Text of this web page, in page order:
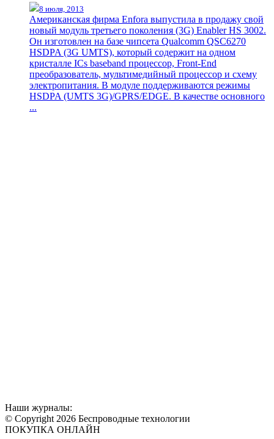
8 июля, 2013
Американская фирма Enfora выпустила в продажу свой
новый модуль третьего поколения (3G) Enabler HS 3002.
Он изготовлен на базе чипсета Qualcomm QSC6270
HSDPA (3G UMTS), который содержит на одном
кристалле ICs baseband процессор, Front-End
преобразователь, мультимедийный процессор и схему
электропитания. В модуле поддерживаются режимы
HSDPA (UMTS 3G)/GPRS/EDGE. В качестве основного
...
Наши журналы:
© Copyright 2026 Беспроводные технологии
ПОКУПКА ОНЛАЙН